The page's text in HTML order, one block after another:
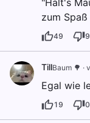
"Halt's
zum
49 9
TillBaum 🌳 ·
Egal wie
19 0